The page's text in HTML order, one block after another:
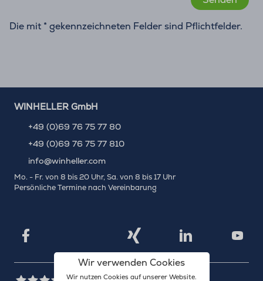
Wir verwenden Cookies
Wir nutzen Cookies auf unserer Website.
Die mit * gekennzeichneten Felder sind Pflichtfelder.
WINHELLER GmbH
+49 (0)69 76 75 77 80
+49 (0)69 76 75 77 810
info@winheller.com
Mo. - Fr. von 8 bis 20 Uhr, Sa. von 8 bis 17 Uhr
Persönliche Termine nach Vereinbarung
Facebook Xing LinkedIn